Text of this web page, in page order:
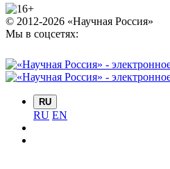
© 2012-2026 «Научная Россия»
Мы в соцсетях:
RU
RU EN